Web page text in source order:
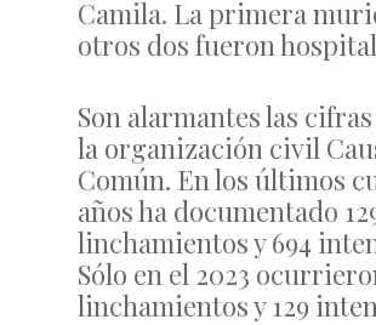
Camila. La primera
otros dos fueron
Son alarmantes las
la organización civil
Común. En los últimos
años ha documentado
linchamientos y 694
Sólo en el 2023
linchamientos y 129